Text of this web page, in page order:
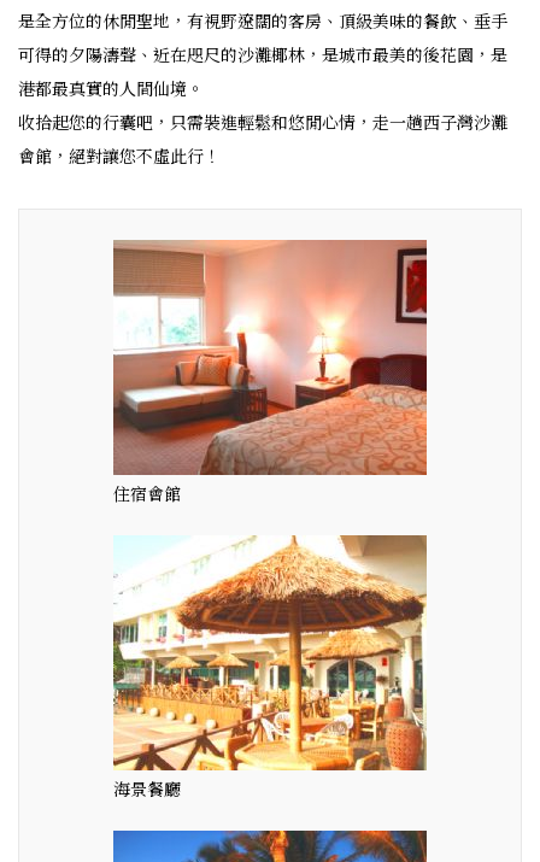
是全方位的休閒聖地，有視野遼闊的客房、頂級美味的餐飲、垂手
可得的夕陽濤聲、近在咫尺的沙灘椰林，是城市最美的後花園，是
港都最真實的人間仙境。
收拾起您的行囊吧，只需裝進輕鬆和悠閒心情，走一趟西子灣沙灘
會館，絕對讓您不虛此行！
住宿會館
海景餐廳